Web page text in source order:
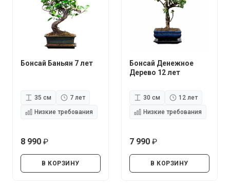
Бонсай Баньян 7 лет
35 см
7 лет
Низкие требования
8 990
В КОРЗИНУ
Бонсай Денежное
Дерево 12 лет
30 см
12 лет
Низкие требования
7 990
В КОРЗИНУ